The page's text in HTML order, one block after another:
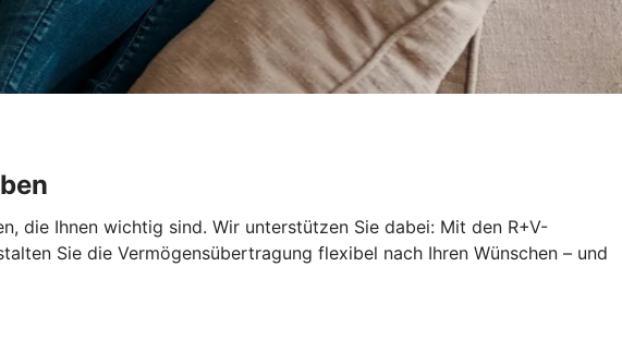
die Ihnen wichtig sind. Wir unterstützen Sie dabei: Mit den R+V-
Sie die Vermögensübertragung flexibel nach Ihren Wünschen – und